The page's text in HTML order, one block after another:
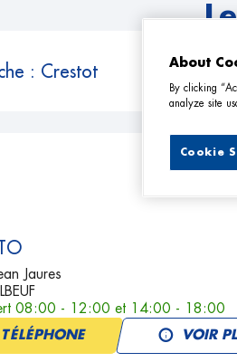
: Crestot
Jaures
08:00 - 12:00 et 14:00 - 18:00
TÉLÉPHONE VOIR
About
By clicking
analyze site
Cookie